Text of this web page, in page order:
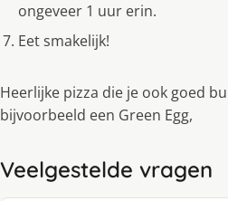
ongeveer 1 uur erin.
Eet smakelijk!
Heerlijke pizza die je ook goed
bijvoorbeeld een Green Egg,
Veelgestelde vragen